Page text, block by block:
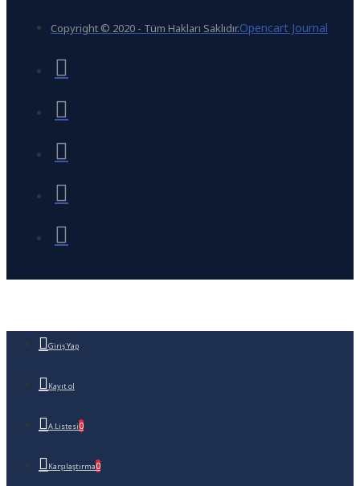
Copyright © 2020 - Tüm Hakları Saklıdır.Opencart Journal
Giriş Yap
Kayıt ol
A.Listesi0
Karşılaştırma0